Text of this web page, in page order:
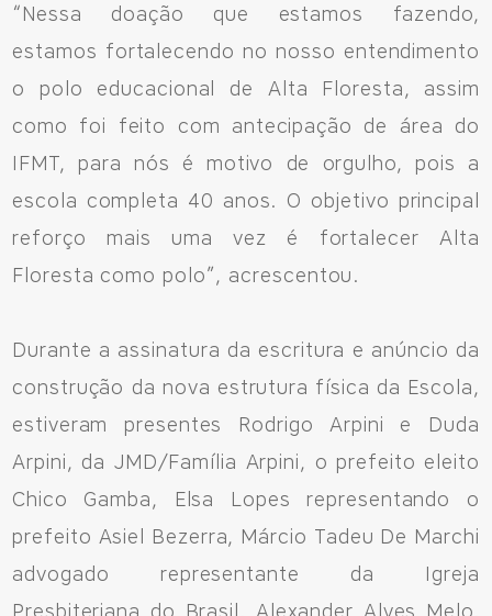
“Nessa doação que estamos fazendo,
estamos fortalecendo no nosso entendimento
o polo educacional de Alta Floresta, assim
como foi feito com antecipação de área do
IFMT, para nós é motivo de orgulho, pois a
escola completa 40 anos. O objetivo principal
reforço mais uma vez é fortalecer Alta
Floresta como polo”, acrescentou.
Durante a assinatura da escritura e anúncio da
construção da nova estrutura física da Escola,
estiveram presentes Rodrigo Arpini e Duda
Arpini, da JMD/Família Arpini, o prefeito eleito
Chico Gamba, Elsa Lopes representando o
prefeito Asiel Bezerra, Márcio Tadeu De Marchi
advogado representante da Igreja